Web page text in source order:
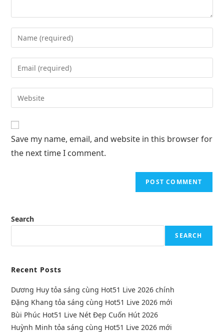
Save my name, email, and website in this browser for
the next time I comment.
Search
SEARCH
Recent Posts
Dương Huy tỏa sáng cùng Hot51 Live 2026 chính
Đặng Khang tỏa sáng cùng Hot51 Live 2026 mới
Bùi Phúc Hot51 Live Nét Đẹp Cuốn Hút 2026
Huỳnh Minh tỏa sáng cùng Hot51 Live 2026 mới